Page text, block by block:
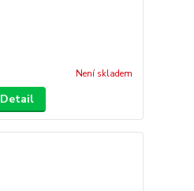
Není skladem
Detail